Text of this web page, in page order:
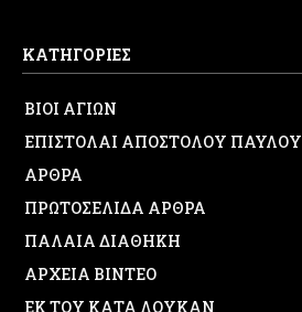
ΚΑΤΗΓΟΡΙΕΣ
ΒΙΟΙ ΑΓΙΩΝ
ΕΠΙΣΤΟΛΑΙ ΑΠΟΣΤΟΛΟΥ ΠΑΥΛΟΥ
ΑΡΘΡΑ
ΠΡΩΤΟΣΕΛΙΔΑ ΑΡΘΡΑ
ΠΑΛΑΙΑ ΔΙΑΘΗΚΗ
ΑΡΧΕΙΑ ΒΙΝΤΕΟ
ΕΚ ΤΟΥ ΚΑΤΑ ΛΟΥΚΑΝ